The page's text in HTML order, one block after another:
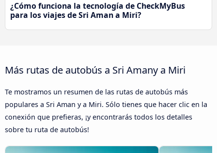
¿Cómo funciona la tecnología de CheckMyBus
para los viajes de Sri Aman a Miri?
Más rutas de autobús a Sri Amany a Miri
Te mostramos un resumen de las rutas de autobús más
populares a Sri Aman y a Miri. Sólo tienes que hacer clic en la
conexión que prefieras, ¡y encontrarás todos los detalles
sobre tu ruta de autobús!